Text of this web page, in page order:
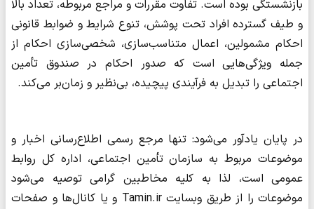
بازنشستگی بوده است. تفاوت مقررات و مراجع مربوطه، تعداد بالا
و طیف گسترده افراد تحت پوشش، تنوع شرایط و ضوابط قانونی
احکام مشمولین، اعمال متناسب‌سازی، شخصی‌سازی احکام از
جمله ویژگی‌هایی است که صدور احکام در صندوق تأمین
اجتماعی را تبدیل به فرآیندی پیچیده، بی‌نظیر و زمان‌بر می‌کند.
در پایان یادآور می‌شود: تنها مرجع رسمی اطلاع‌رسانی اخبار و
موضوعات مربوط به سازمان تأمین اجتماعی، اداره کل روابط
عمومی است، لذا به کلیه مخاطبین گرامی توصیه می‌شود
موضوعات را از طریق وبسایت Tamin.ir و یا کانال‌ها و صفحات